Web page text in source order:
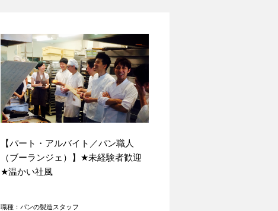
【パート・アルバイト／パン職人
（ブーランジェ）】 ★未経験者歓迎
★温かい社風
職種：パンの製造スタッフ